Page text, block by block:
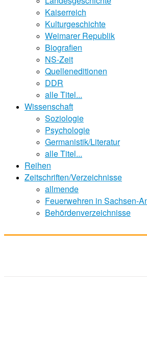
Kaiserreich
Kulturgeschichte
Weimarer Republik
Biografien
NS-Zeit
Quelleneditionen
DDR
alle Titel...
Wissenschaft
Soziologie
Psychologie
Germanistik/Literatur
alle Titel...
Reihen
Zeitschriften/Verzeichnisse
allmende
Feuerwehren in Sachsen-
Behördenverzeichnisse